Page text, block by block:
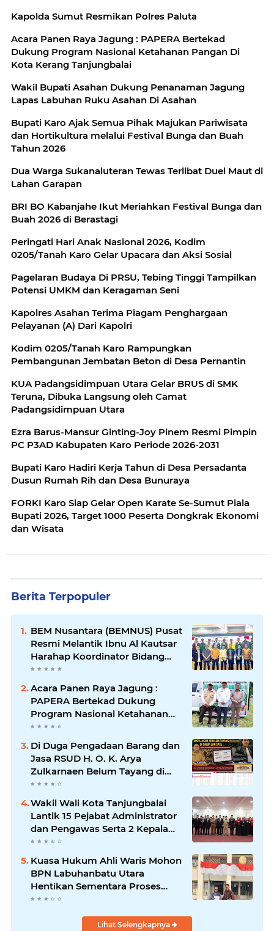
Kapolda Sumut Resmikan Polres Paluta
Acara Panen Raya Jagung : PAPERA Bertekad
Dukung Program Nasional Ketahanan Pangan Di
Kota Kerang Tanjungbalai
Wakil Bupati Asahan Dukung Penanaman Jagung
Lapas Labuhan Ruku Asahan Di Asahan
Bupati Karo Ajak Semua Pihak Majukan Pariwisata
dan Hortikultura melalui Festival Bunga dan Buah
Tahun 2026
Dua Warga Sukanaluteran Tewas Terlibat Duel Maut di
Lahan Garapan
BRI BO Kabanjahe Ikut Meriahkan Festival Bunga dan
Buah 2026 di Berastagi
Peringati Hari Anak Nasional 2026, Kodim
0205/Tanah Karo Gelar Upacara dan Aksi Sosial
Pagelaran Budaya Di PRSU, Tebing Tinggi Tampilkan
Potensi UMKM dan Keragaman Seni
Kapolres Asahan Terima Piagam Penghargaan
Pelayanan (A) Dari Kapolri
Kodim 0205/Tanah Karo Rampungkan
Pembangunan Jembatan Beton di Desa Pernantin
KUA Padangsidimpuan Utara Gelar BRUS di SMK
Teruna, Dibuka Langsung oleh Camat
Padangsidimpuan Utara
Ezra Barus-Mansur Ginting-Joy Pinem Resmi Pimpin
PC P3AD Kabupaten Karo Periode 2026-2031
Bupati Karo Hadiri Kerja Tahun di Desa Persadanta
Dusun Rumah Rih dan Desa Bunuraya
FORKI Karo Siap Gelar Open Karate Se-Sumut Piala
Bupati 2026, Target 1000 Peserta Dongkrak Ekonomi
dan Wisata
Berita Terpopuler
BEM Nusantara (BEMNUS) Pusat
Resmi Melantik Ibnu Al Kautsar
Harahap Koordinator Bidang
(Korbid) BEMNUS Periode
Acara Panen Raya Jagung :
PAPERA Bertekad Dukung
Program Nasional Ketahanan
Pangan Di Kota Kerang
Tanjungbalai
Di Duga Pengadaan Barang dan
Jasa RSUD H. O. K. Arya
Zulkarnaen Belum Tayang di
SiRUP dan SPSE, Tapi Sudah
Dikerjakan: Indikasi
Maladministrasi dan Potensi
Pelanggaran Hukum
Wakil Wali Kota Tanjungbalai
Lantik 15 Pejabat Administrator
dan Pengawas Serta 2 Kepala
Puskesmas Pemko
Tanjungbalai
Kuasa Hukum Ahli Waris Mohon
BPN Labuhanbatu Utara
Hentikan Sementara Proses
Sertifikat Tanah Objek Sengketa
Lihat Selengkapnya